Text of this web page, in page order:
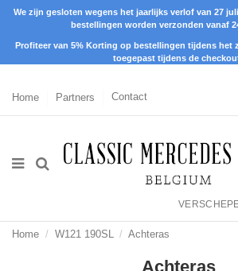
We zijn gesloten wegens het jaarlijks verlof van 27
bestellingen worden verzonden vanaf
Profiteer van 5% Korting op bestellingen tijdens het
toegepast tijdens de
Home Partners Contact
Home W121 190SL Achteras
Achteras